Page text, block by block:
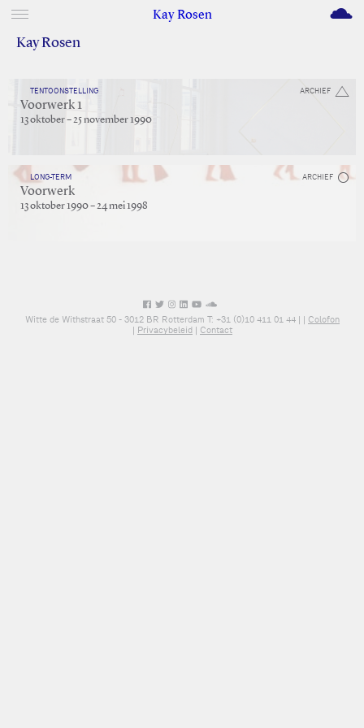
Kay Rosen M
Kay Rosen
ARCHIEF
TENTOONSTELLING
Voorwerk 1
13 oktober – 25 november 1990
ARCHIEF
LONG-TERM
Voorwerk
13 oktober 1990 – 24 mei 1998
Witte de Withstraat 50 - 3012 BR Rotterdam T: +31 (0)10 411 01 44 | | Colofon
| Privacybeleid| Contact